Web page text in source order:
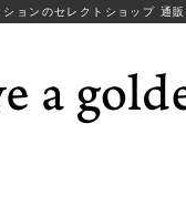
ションのセレクトショップ 通販